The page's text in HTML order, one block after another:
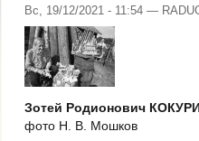
Вс, 19/12/2021 - 11:54 —
Зотей Родионович
фото Н. В. Мошков